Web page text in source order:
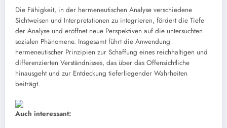
Die Fähigkeit, in der hermeneutischen Analyse verschiedene
Sichtweisen und Interpretationen zu integrieren, fördert die Tiefe
der Analyse und eröffnet neue Perspektiven auf die untersuchten
sozialen Phänomene. Insgesamt führt die Anwendung
hermeneutischer Prinzipien zur Schaffung eines reichhaltigen und
differenzierten Verständnisses, das über das Offensichtliche
hinausgeht und zur Entdeckung tieferliegender Wahrheiten
beiträgt.
Auch interessant: